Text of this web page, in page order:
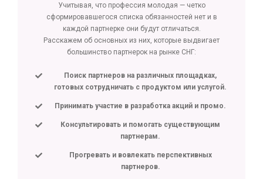
Учитывая, что профессия молодая — четко
сформировавшегося списка обязанностей нет и в
каждой партнерке они будут отличаться.
Расскажем об основных из них, которые выдвигает
большинство партнерок на рынке СНГ:
Поиск партнеров на различных площадках,
готовых сотрудничать с продуктом или услугой.
Принимать участие в разработка акций и промо.
Консультировать и помогать существующим
партнерам.
Прогревать и вовлекать перспективных
партнеров.